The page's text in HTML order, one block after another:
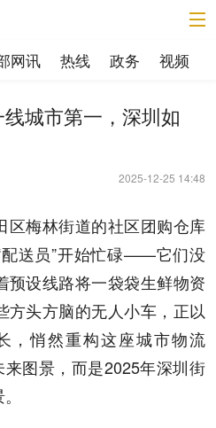
网讯 热线 政务 视频
城市第一，深圳如
2025-12-25 14:48
区梅林街道的社区团购仓库
配送员”开始忙碌——它们没
预设线路将一袋袋生鲜物资
方头方脑的无人小车，正以
，悄然重构这座城市物流
来图景，而是2025年深圳街